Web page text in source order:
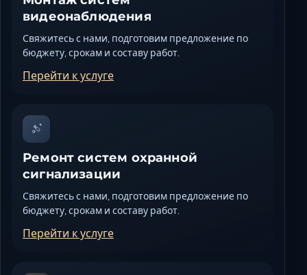
видеонаблюдения
Свяжитесь с нами, подготовим предложение по
бюджету, срокам и составу работ.
Перейти к услуге
Ремонт систем охранной
сигнализации
Свяжитесь с нами, подготовим предложение по
бюджету, срокам и составу работ.
Перейти к услуге